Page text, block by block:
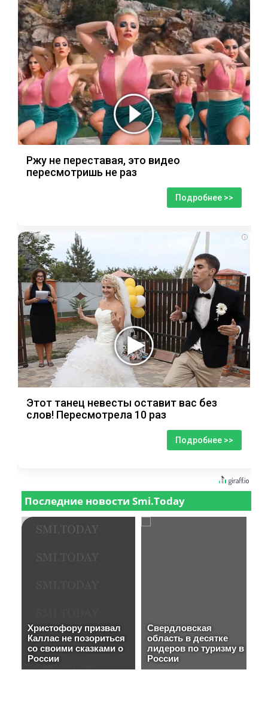
Ржу не переставая, это видео
пересмотришь не раз
Подробнее >>
i
Этот танец невесты оставит вас без
слов! Пересмотрела 10 раз
Подробнее >>